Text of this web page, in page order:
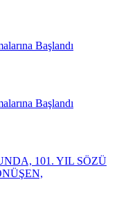
Başlandı
Başlandı
101. YIL SÖZÜ